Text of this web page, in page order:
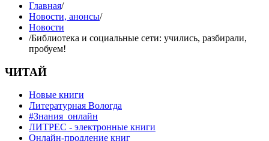
Главная/
Новости, анонсы/
Новости
/Библиотека и социальные сети: учились, разбирали,
пробуем!
ЧИТАЙ
Новые книги
Литературная Вологда
#Знания_онлайн
ЛИТРЕС - электронные книги
Онлайн-продление книг